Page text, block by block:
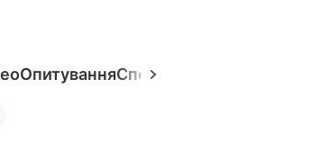
ОпитуванняСпецпроєкти